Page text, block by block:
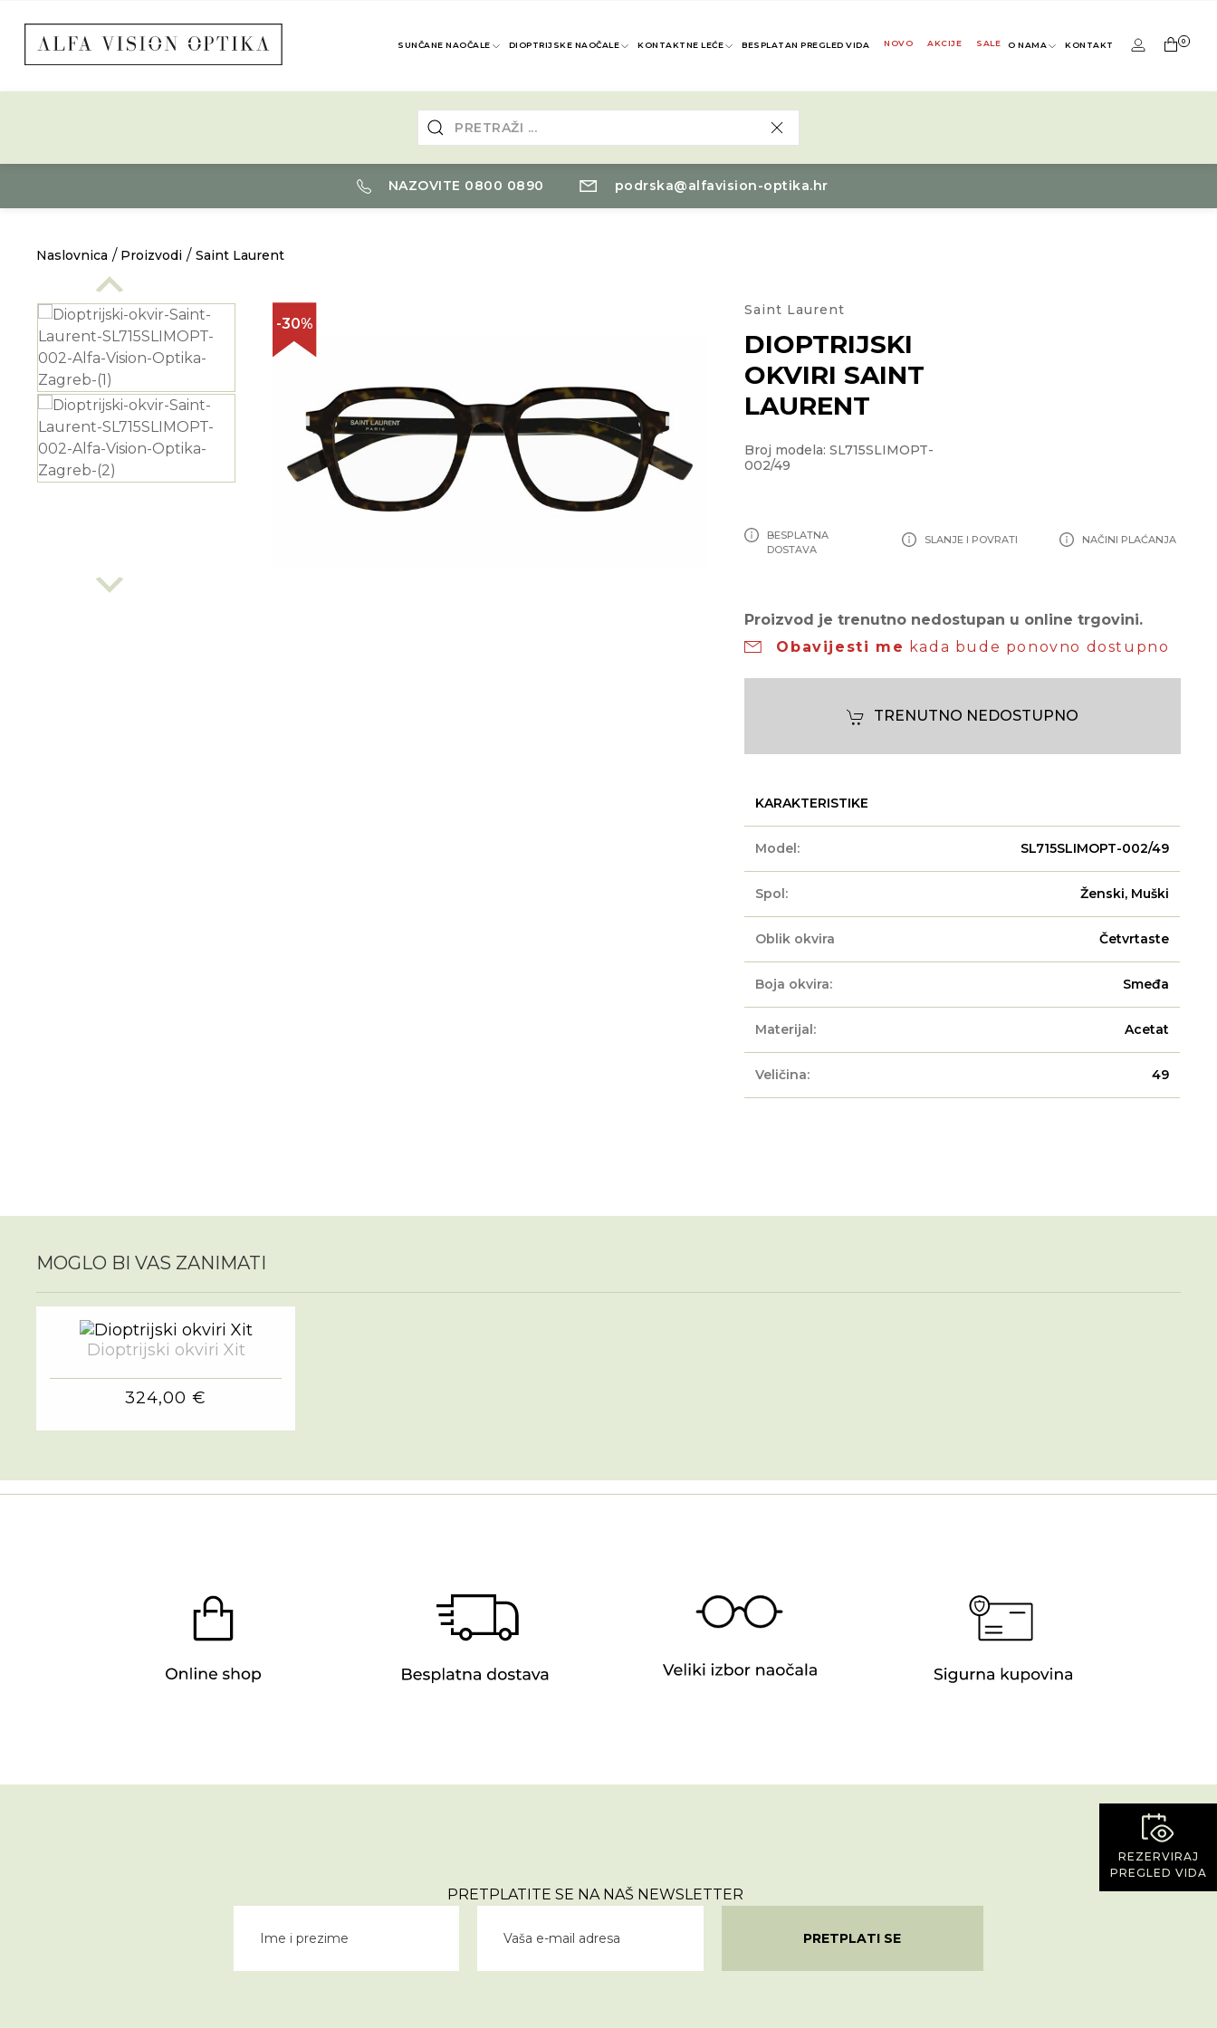
SUNČANE NAOČALE DIOPTRIJSKE NAOČALE KONTAKTNE LEĆE BESPLATAN PREGLED VIDA NOVO AKCIJE SALE O NAMA KONTAKT 0
NAZOVITE 0800 0890 podrska@alfavision-optika.hr
REZERVIRAJ
PREGLED VIDA
Naslovnica Proizvodi Saint Laurent
-30%
Saint Laurent
DIOPTRIJSKI
OKVIRI SAINT
LAURENT
Broj modela: SL715SLIMOPT-
002/49
BESPLATNA
DOSTAVA
SLANJE I POVRATI NAČINI PLAĆANJA
Proizvod je trenutno nedostupan u online trgovini.
Obavijesti me kada bude ponovno dostupno
TRENUTNO NEDOSTUPNO
KARAKTERISTIKE
Model: SL715SLIMOPT-002/49
Spol: Ženski, Muški
Oblik okvira Četvrtaste
Boja okvira: Smeđa
Materijal: Acetat
Veličina: 49
MOGLO BI VAS ZANIMATI
Dioptrijski okviri Xit
324,00 €
PRETPLATITE SE NA NAŠ NEWSLETTER
PRETPLATI SE